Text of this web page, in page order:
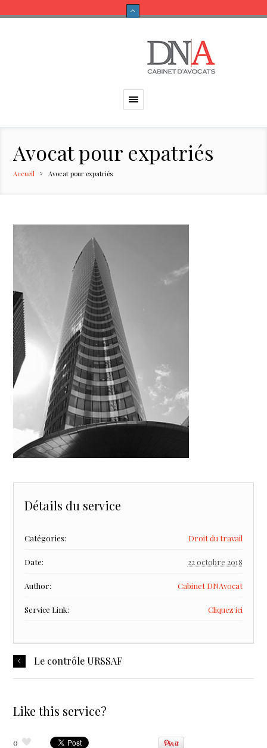
Avocat pour expatriés
Accueil Avocat pour expatriés
Détails du service
Catégories: Droit du travail
Date: 22 octobre 2018
Author: Cabinet DNAvocat
Service Link: Cliquez ici
Le contrôle URSSAF
Like this service?
0